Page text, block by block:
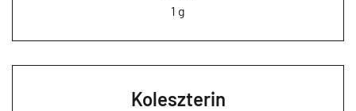
1 g
Koleszterin